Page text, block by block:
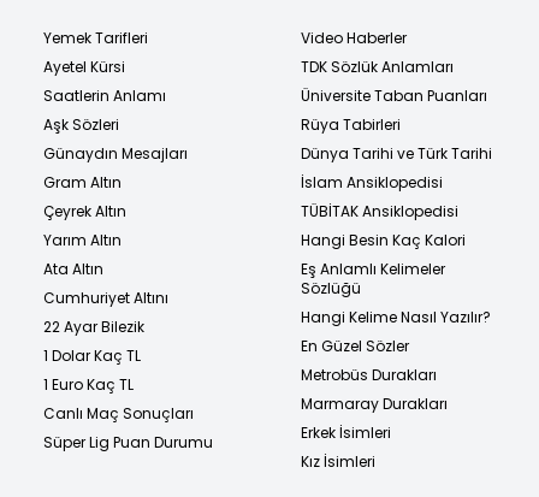
Yemek Tarifleri
Ayetel Kürsi
Saatlerin Anlamı
Aşk Sözleri
Günaydın Mesajları
Gram Altın
Çeyrek Altın
Yarım Altın
Ata Altın
Cumhuriyet Altını
22 Ayar Bilezik
1 Dolar Kaç TL
1 Euro Kaç TL
Canlı Maç Sonuçları
Süper Lig Puan Durumu
Video Haberler
TDK Sözlük Anlamları
Üniversite Taban Puanları
Rüya Tabirleri
Dünya Tarihi ve Türk Tarihi
İslam Ansiklopedisi
TÜBİTAK Ansiklopedisi
Hangi Besin Kaç Kalori
Eş Anlamlı Kelimeler
Sözlüğü
Hangi Kelime Nasıl Yazılır?
En Güzel Sözler
Metrobüs Durakları
Marmaray Durakları
Erkek İsimleri
Kız İsimleri